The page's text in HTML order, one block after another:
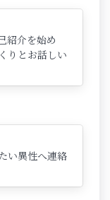
紹介を始め
りとお話しい
い異性へ連絡